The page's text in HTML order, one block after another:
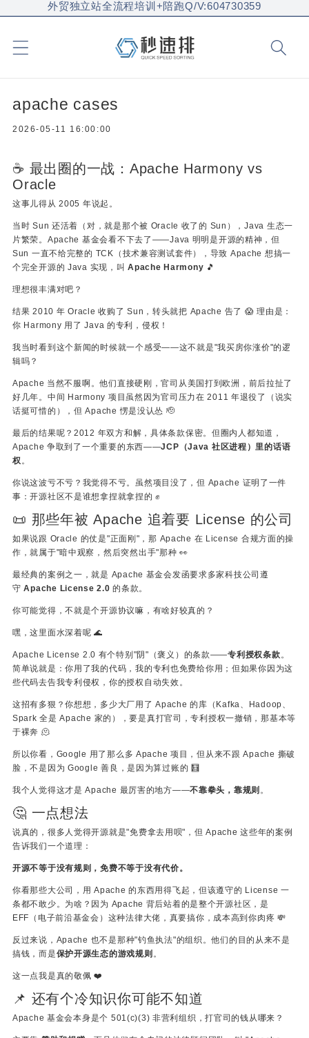
外贸独立站全流程培训+陪跑Q/V:604730359
apache cases
2026-05-11 16:00:00
☕ 最出圈的一战：Apache Harmony vs
Oracle
这事儿得从 2005 年说起。
当时 Sun 还活着（对，就是那个被 Oracle 收了的 Sun），Java 生态一
片繁荣。Apache 基金会看不下去了——Java 明明是开源的精神，但
Sun 一直不给完整的 TCK（技术兼容测试套件），导致 Apache 想搞一
个完全开源的 Java 实现，叫 Apache Harmony 🎵
理想很丰满对吧？
结果 2010 年 Oracle 收购了 Sun，转头就把 Apache 告了 😱 理由是：
你 Harmony 用了 Java 的专利，侵权！
我当时看到这个新闻的时候就一个感受——这不就是"我买房你涨价"的逻
辑吗？
Apache 当然不服啊。他们直接硬刚，官司从美国打到欧洲，前后拉扯了
好几年。中间 Harmony 项目虽然因为官司压力在 2011 年退役了（说实
话挺可惜的），但 Apache 愣是没认怂 🫡
最后的结果呢？2012 年双方和解，具体条款保密。但圈内人都知道，
Apache 争取到了一个重要的东西——JCP（Java 社区进程）里的话语
权。
你说这波亏不亏？我觉得不亏。虽然项目没了，但 Apache 证明了一件
事：开源社区不是谁想拿捏就拿捏的 ✊
📜 那些年被 Apache 追着要 License 的公司
如果说跟 Oracle 的仗是"正面刚"，那 Apache 在 License 合规方面的操
作，就属于"暗中观察，然后突然出手"那种 👀
最经典的案例之一，就是 Apache 基金会发函要求多家科技公司遵
守 Apache License 2.0 的条款。
你可能觉得，不就是个开源协议嘛，有啥好较真的？
嘿，这里面水深着呢 🌊
Apache License 2.0 有个特别"阴"（褒义）的条款——专利授权条款。
简单说就是：你用了我的代码，我的专利也免费给你用；但如果你因为这
些代码去告我专利侵权，你的授权自动失效。
这招有多狠？你想想，多少大厂用了 Apache 的库（Kafka、Hadoop、
Spark 全是 Apache 家的），要是真打官司，专利授权一撤销，那基本等
于裸奔 🫠
所以你看，Google 用了那么多 Apache 项目，但从来不跟 Apache 撕破
脸，不是因为 Google 善良，是因为算过账的 🧮
我个人觉得这才是 Apache 最厉害的地方——不靠拳头，靠规则 。
🤔 一点想法
说真的，很多人觉得开源就是"免费拿去用呗"，但 Apache 这些年的案例
告诉我们一个道理：
开源不等于没有规则，免费不等于没有代价。
你看那些大公司，用 Apache 的东西用得飞起，但该遵守的 License 一
条都不敢少。为啥？因为 Apache 背后站着的是整个开源社区，是
EFF（电子前沿基金会）这种法律大佬，真要搞你，成本高到你肉疼 💸
反过来说，Apache 也不是那种"钓鱼执法"的组织。他们的目的从来不是
搞钱，而是保护开源生态的游戏规则 。
这一点我是真的敬佩 ❤️
📌 还有个冷知识你可能不知道
Apache 基金会本身是个 501(c)(3) 非营利组织，打官司的钱从哪来？